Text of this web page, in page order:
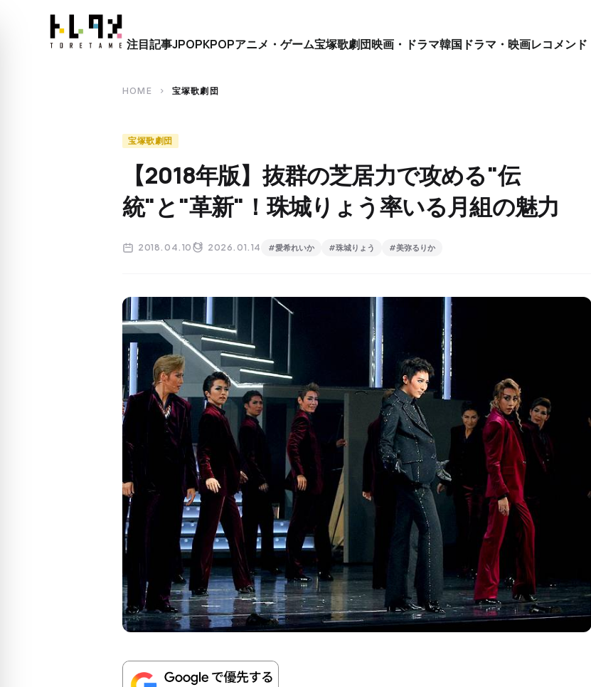
close
注目記事JPOPKPOPアニメ・ゲーム宝塚歌劇団映画・ドラマ韓国ドラマ・映画レコメンド
HOME chevron_right 宝塚歌劇団
宝塚歌劇団
【2018年版】抜群の芝居力で攻める"伝
統"と"革新"！珠城りょう率いる月組の魅力
2018.04.10 2026.01.14 #愛希れいか #珠城りょう #美弥るりか